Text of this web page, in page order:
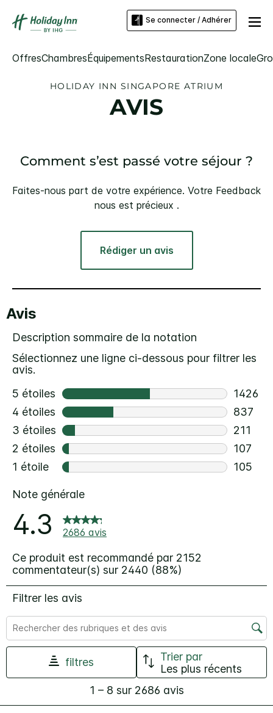
Se connecter / Adhérer
OffresChambresÉquipementsRestaurationZone locale
HOLIDAY INN SINGAPORE ATRIUM
AVIS
Comment s’est passé votre séjour ?
Faites-nous part de votre expérience. Votre Feedback
nous est précieux .
Rédiger un avis